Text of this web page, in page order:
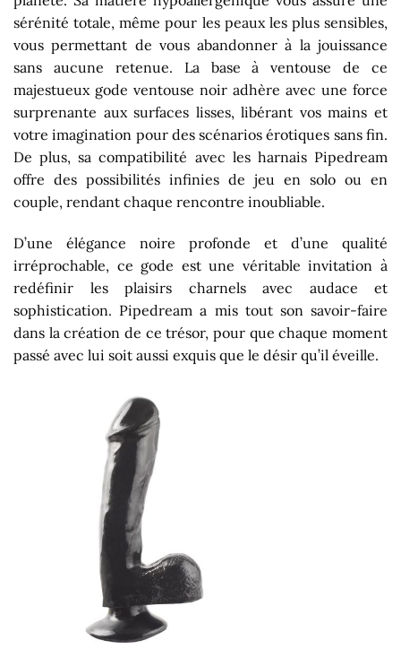
sérénité totale, même pour les peaux les plus sensibles,
vous permettant de vous abandonner à la jouissance
sans aucune retenue. La base à ventouse de ce
majestueux gode ventouse noir adhère avec une force
surprenante aux surfaces lisses, libérant vos mains et
votre imagination pour des scénarios érotiques sans fin.
De plus, sa compatibilité avec les harnais Pipedream
offre des possibilités infinies de jeu en solo ou en
couple, rendant chaque rencontre inoubliable.
D’une élégance noire profonde et d’une qualité
irréprochable, ce gode est une véritable invitation à
redéfinir les plaisirs charnels avec audace et
sophistication. Pipedream a mis tout son savoir-faire
dans la création de ce trésor, pour que chaque moment
passé avec lui soit aussi exquis que le désir qu’il éveille.